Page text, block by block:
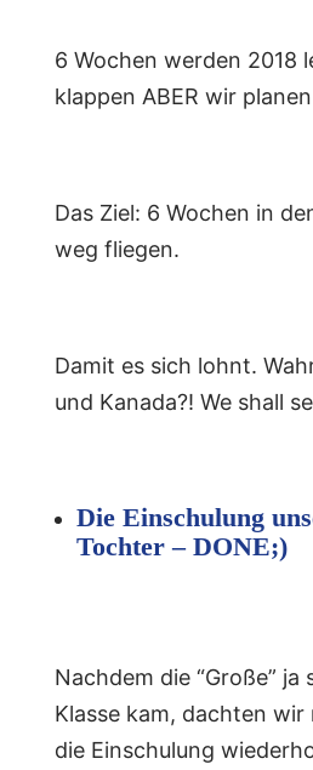
6 Wochen werden 2018
klappen ABER wir
Das Ziel: 6 Wochen in
weg fliegen.
Damit es sich lohnt.
und Kanada?! We shall
Die Einschulung
Tochter – DONE;)
Nachdem die “Große”
Klasse kam, dachten wir
die Einschulung